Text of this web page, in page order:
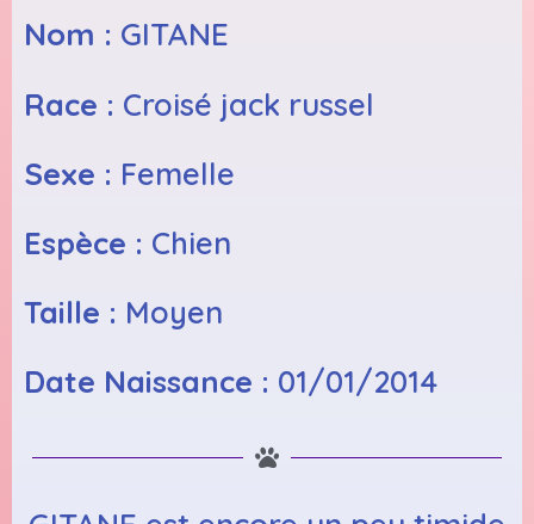
Nom : GITANE
Race : Croisé jack russel
Sexe : Femelle
Espèce : Chien
Taille : Moyen
Date Naissance : 01/01/2014